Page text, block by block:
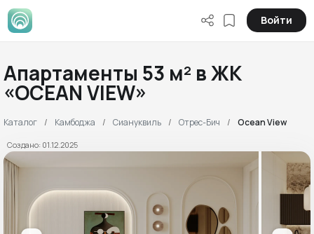
Войти
Апартаменты 53 м² в ЖК
«OCEAN VIEW»
Каталог Камбоджа Сиануквиль Отрес-Бич Ocean View
Создано: 01.12.2025